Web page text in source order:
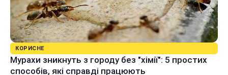
КОРИСНЕ
Мурахи зникнуть з городу без "хімії": 5 простих
способів, які справді працюють